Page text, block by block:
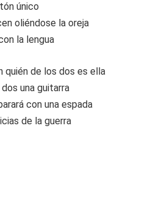
único
oliéndose la oreja
la lengua
quién de los dos es ella
una guitarra
con una espada
de la guerra